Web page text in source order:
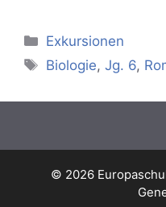
Kategorien
Exkursionen
Schlagwörter
Biologie,Jg. 6,
© 2026